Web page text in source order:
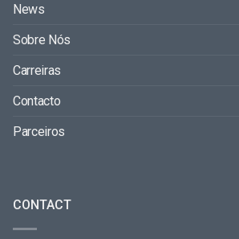
News
Sobre Nós
Carreiras
Contacto
Parceiros
CONTACT